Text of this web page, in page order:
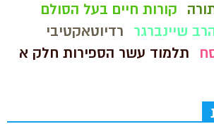
קורות חיים בעל הסולם
שיינברגר
רדיוטאקטיבי
תלמוד עשר הספירות חלק א